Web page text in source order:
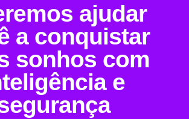
ajudar
a conquistar
sonhos com
e